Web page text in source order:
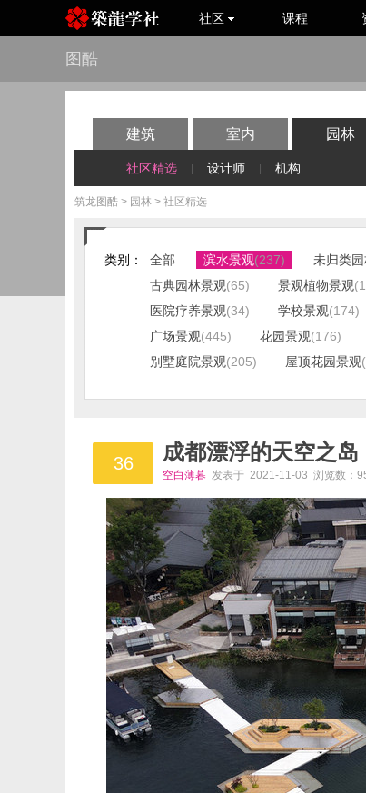
社区 课程
图酷
建筑 室内 园林
社区精选 设计师 机构
筑龙图酷 > 园林 > 社区精选
类别： 全部 滨水景观(237) 未归类
古典园林景观(65) 景观植物景观
医院疗养景观(34) 学校景观(174)
广场景观(445) 花园景观(176)
别墅庭院景观(205) 屋顶花园景观
36 成都漂浮的天空之岛
空白薄暮 发表于 2021-11-03 浏览数：